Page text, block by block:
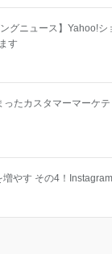
ングニュース】Yahoo!
す
ったカスタマーマーケ
増やす その4！